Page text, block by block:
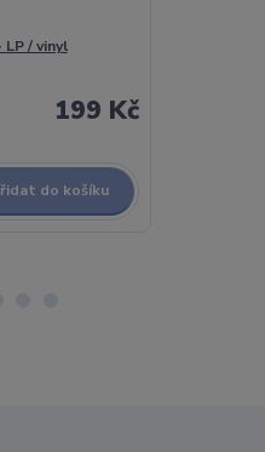
LP / vinyl
199 Kč
do košíku